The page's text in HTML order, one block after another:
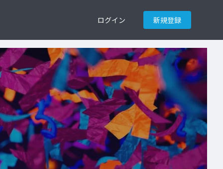
ログイン 新規登録